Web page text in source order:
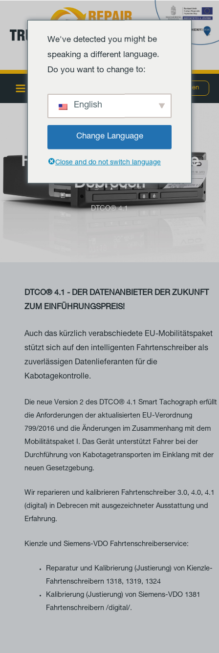
springen
Hauptmenü
Debrecen
Fahrtenschreiberservice
Debrecen
DTCO® 4.1
DTCO® 4.1 - DER DATENANBIETER DER ZUKUNFT
ZUM EINFÜHRUNGSPREIS!
Auch das kürzlich verabschiedete EU-Mobilitätspaket
stützt sich auf den intelligenten Fahrtenschreiber als
zuverlässigen Datenlieferanten für die
Kabotagekontrolle.
Die neue Version 2 des DTCO® 4.1 Smart Tachograph erfüllt
die Anforderungen der aktualisierten EU-Verordnung
799/2016 und die Änderungen im Zusammenhang mit dem
Mobilitätspaket I. Das Gerät unterstützt Fahrer bei der
Durchführung von Kabotagetransporten im Einklang mit der
neuen Gesetzgebung.
Wir reparieren und kalibrieren Fahrtenschreiber 3.0, 4.0, 4.1
(digital) in Debrecen mit ausgezeichneter Ausstattung und
Erfahrung.
Kienzle und Siemens-VDO Fahrtenschreiberservice:
Reparatur und Kalibrierung (Justierung) von Kienzle-
Fahrtenschreibern 1318, 1319, 1324
Kalibrierung (Justierung) von Siemens-VDO 1381
Fahrtenschreibern /digital/.
We've detected you might be
speaking a different language.
Do you want to change to:
English
Change Language
Close and do not switch language